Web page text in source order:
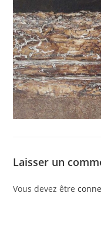
Laisser un
Vous devez être